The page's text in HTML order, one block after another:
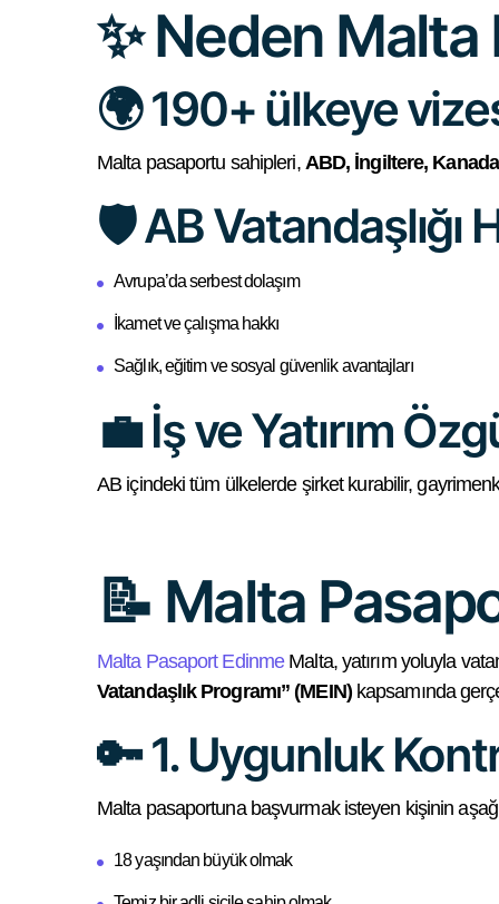
✨ Neden
🌍 190+ ülkeye
Malta pasaportu sahipleri, ABD, İngiltere,
🛡️ AB Vatandaşlığı
Avrupa’da serbest dolaşım
İkamet ve çalışma hakkı
Sağlık, eğitim ve sosyal güvenlik avantajları
💼 İş ve Yatırım
AB içindeki tüm ülkelerde şirket kurabilir,
📝 Malta
Malta Pasaport EdinmeMalta, yatırım yoluyla
Vatandaşlık Programı” (MEIN)kapsamında
🔑 1. Uygunluk
Malta pasaportuna başvurmak isteyen kişinin
18 yaşından büyük olmak